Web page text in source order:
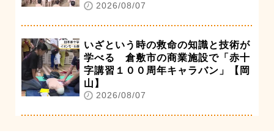
2026/08/07
いざという時の救命の知識と技術が
学べる 倉敷市の商業施設で「赤十
字講習１００周年キャラバン」【岡
山】
2026/08/07